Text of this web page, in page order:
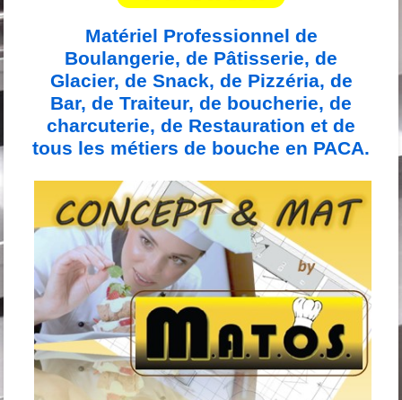
Matériel Professionnel de
Boulangerie, de Pâtisserie, de
Glacier, de Snack, de Pizzéria, de
Bar, de Traiteur, de boucherie, de
charcuterie, de Restauration et de
tous les métiers de bouche en PACA.